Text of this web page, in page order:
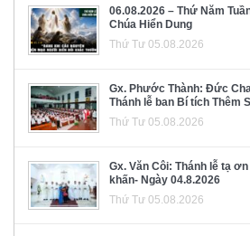
06.08.2026 – Thứ Năm
Chúa Hiển Dung
Thứ Tư 05.08.2026
Gx. Phước Thành: Đức
Thánh lễ ban Bí tích Thêm
Thứ Tư 05.08.2026
Gx. Văn Côi: Thánh lễ tạ
khấn- Ngày 04.8.2026
Thứ Tư 05.08.2026